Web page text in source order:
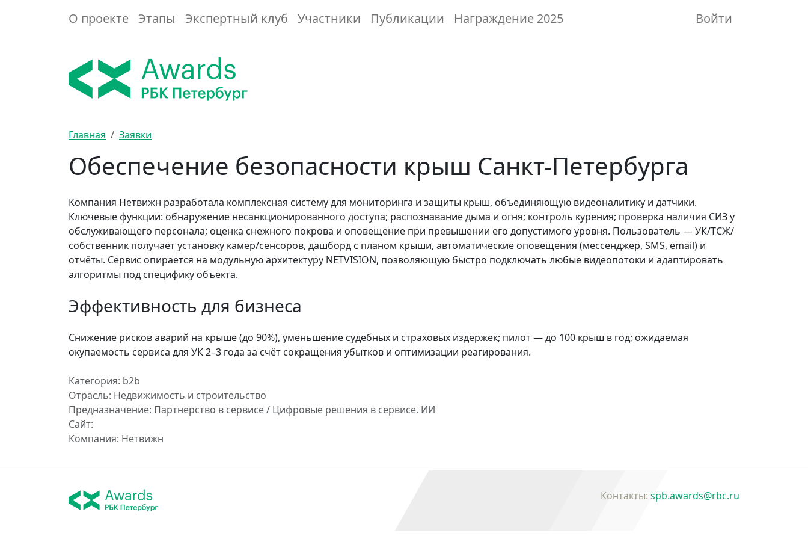
О проекте Этапы Экспертный клуб Участники Публикации Награждение 2025 Войти
Главная Заявки
Обеспечение безопасности крыш Санкт-Петербурга
Компания Нетвижн разработала комплексная систему для мониторинга и защиты крыш, объединяющую видеоналитику и датчики.
Ключевые функции: обнаружение несанкционированного доступа; распознавание дыма и огня; контроль курения; проверка наличия СИЗ у
обслуживающего персонала; оценка снежного покрова и оповещение при превышении его допустимого уровня. Пользователь — УК/ТСЖ/
собственник получает установку камер/сенсоров, дашборд с планом крыши, автоматические оповещения (мессенджер, SMS, email) и
отчёты. Сервис опирается на модульную архитектуру NETVISION, позволяющую быстро подключать любые видеопотоки и адаптировать
алгоритмы под специфику объекта.
Эффективность для бизнеса
Снижение рисков аварий на крыше (до 90%), уменьшение судебных и страховых издержек; пилот — до 100 крыш в год; ожидаемая
окупаемость сервиса для УК 2–3 года за счёт сокращения убытков и оптимизации реагирования.
Категория: b2b
Отрасль: Недвижимость и строительство
Предназначение: Партнерство в сервисе / Цифровые решения в сервисе. ИИ
Сайт:
Компания: Нетвижн
Контакты: spb.awards@rbc.ru